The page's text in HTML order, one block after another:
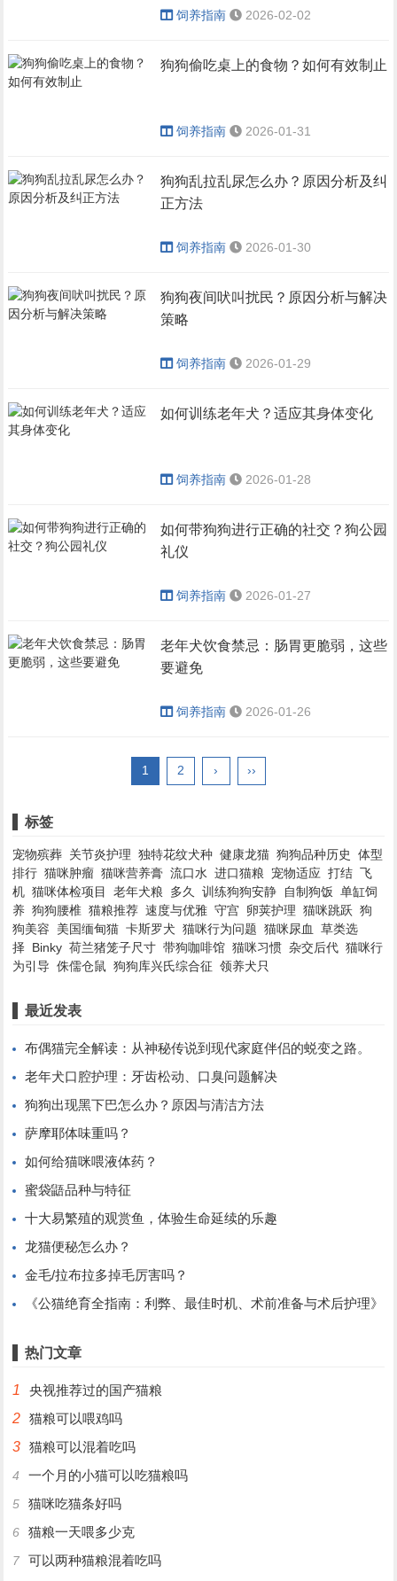
饲养指南 2026-02-02
狗狗偷吃桌上的食物？如何有效制止
饲养指南 2026-01-31
狗狗乱拉乱尿怎么办？原因分析及纠
正方法
饲养指南 2026-01-30
狗狗夜间吠叫扰民？原因分析与解决
策略
饲养指南 2026-01-29
如何训练老年犬？适应其身体变化
饲养指南 2026-01-28
如何带狗狗进行正确的社交？狗公园
礼仪
饲养指南 2026-01-27
老年犬饮食禁忌：肠胃更脆弱，这些
要避免
饲养指南 2026-01-26
1 2 › ››
标签
宠物殡葬 关节炎护理 独特花纹犬种 健康龙猫 狗狗品种历史
体型
排行 猫咪肿瘤 猫咪营养膏 流口水 进口猫粮 宠物适应 打结 飞
机 猫咪体检项目 老年犬粮 多久 训练狗狗安静 自制狗饭 单缸饲
养 狗狗腰椎 猫粮推荐 速度与优雅 守宫 卵荚护理 猫咪跳跃 狗
狗美容
美国缅甸猫 卡斯罗犬 猫咪行为问题 猫咪尿血
草类选
择 Binky 荷兰猪笼子尺寸 带狗咖啡馆 猫咪习惯 杂交后代 猫咪行
为引导 侏儒仓鼠 狗狗库兴氏综合征 领养犬只
最近发表
布偶猫完全解读：从神秘传说到现代家庭伴侣的蜕变之路。
老年犬口腔护理：牙齿松动、口臭问题解决
狗狗出现黑下巴怎么办？原因与清洁方法
萨摩耶体味重吗？
如何给猫咪喂液体药？
蜜袋鼯品种与特征
十大易繁殖的观赏鱼，体验生命延续的乐趣
龙猫便秘怎么办？
金毛/拉布拉多掉毛厉害吗？
《公猫绝育全指南：利弊、最佳时机、术前准备与术后护理》
热门文章
1
央视推荐过的国产猫粮
2
猫粮可以喂鸡吗
3
猫粮可以混着吃吗
4 一个月的小猫可以吃猫粮吗
5 猫咪吃猫条好吗
6 猫粮一天喂多少克
7 可以两种猫粮混着吃吗